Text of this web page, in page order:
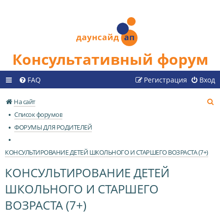
Консультативный форум
FAQ Вход
Регистрация
На сайт
Список форумов
ФОРУМЫ ДЛЯ РОДИТЕЛЕЙ
КОНСУЛЬТИРОВАНИЕ ДЕТЕЙ ШКОЛЬНОГО И СТАРШЕГО ВОЗРАСТА (7+)
КОНСУЛЬТИРОВАНИЕ ДЕТЕЙ
ШКОЛЬНОГО И СТАРШЕГО
ВОЗРАСТА (7+)